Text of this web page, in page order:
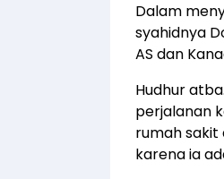
Dalam
syahidnya
AS dan
Hudhur
perjalanan
rumah
karena ia